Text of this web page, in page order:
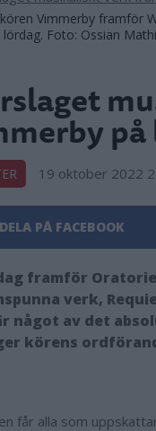
Vimmerby framför
lördag. Foto: Ossian
19 oktober 2022
DELA PÅ FACEBOOK
framför
verk,
något av det
körens
får alla som